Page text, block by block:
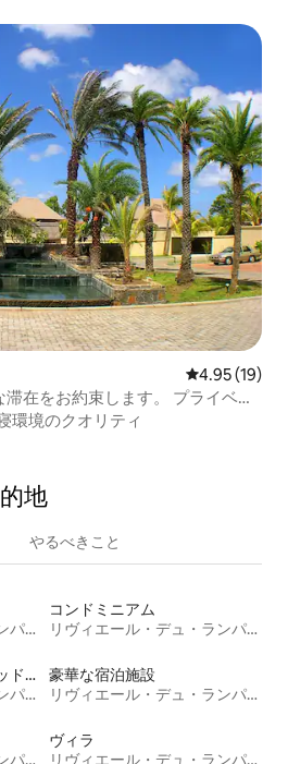
レビュー19
4.95 (19)
在をお約束します。 プライベー
環境のクオリティ
地
やるべきこと
リヴィエール・デュ・ランパール
コンドミニアム
リヴィエール・デュ・ランパール
車椅子から移乗できるベッドがある宿泊施設
リヴィエール・デュ・ランパール
豪華な宿泊施設
リヴィエール・デュ・ランパール
リヴィエール・デュ・ランパール
ヴィラ
リヴィエール・デュ・ランパール